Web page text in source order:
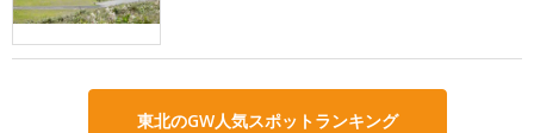
東北のGW人気スポットランキング